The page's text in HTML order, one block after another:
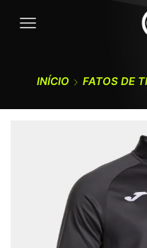
INÍCIO FATOS DE